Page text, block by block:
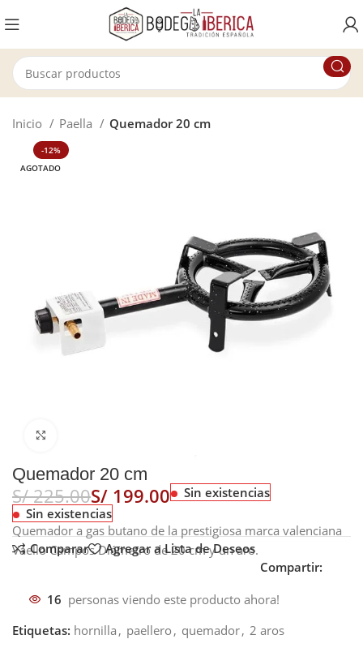
Inicio Paella Quemador 20 cm
-12%
AGOTADO
Quemador 20 cm
S/225.00S/ 199.00
Sin existencias
Sin existencias
Quemador a gas butano de la prestigiosa marca valenciana
Vaello Campos Diámetro de 20 cm y un aro.
Comparar
Agregar a Lista de Deseos
Compartir:
16 personas viendo este producto ahora!
Etiquetas: hornilla , paellero , quemador, 2 aros